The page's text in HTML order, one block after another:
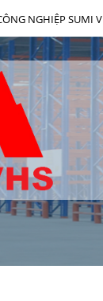
NGHIỆP SUMI